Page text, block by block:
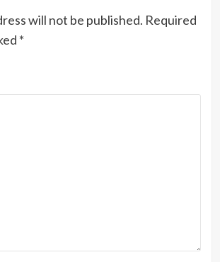
will not be published. Required
*